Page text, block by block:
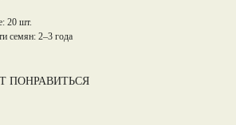
20 шт.
семян: 2–3 года
ПОНРАВИТЬСЯ